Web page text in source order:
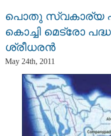
പൊതു സ്വകാര്യ
കൊച്ചി മെട്രോ
ശ്രീധരന്‍
May 24th, 2011